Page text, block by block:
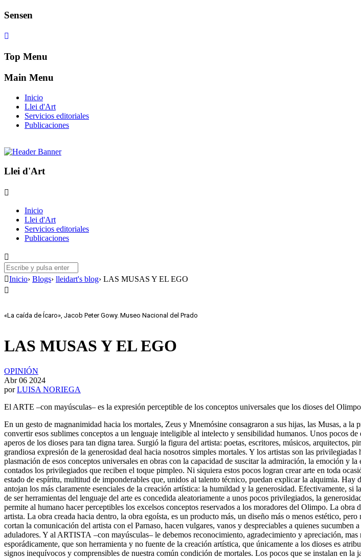
Pasar al contenido principal
Sensen
Top Menu
Main Menu
Inicio
Llei d'Art
Servicios editoriales
Publicaciones
Llei d'Art
Inicio
Llei d'Art
Servicios editoriales
Publicaciones
Formulario de búsqueda
Inicio› Blogs› lleidart's blog› LAS MUSAS Y EL EGO
«La caída de Ícaro», Jacob Peter Gowy. Museo Nacional del Prado
LAS MUSAS Y EL EGO
OPINIÓN
Abr 06 2024
porLUISA NORIEGA
El ARTE –con mayúsculas– es la expresión perceptible de los conceptos universales que los dioses del
En un gesto de magnanimidad hacia los mortales, Zeus y Mnemósine consagraron a sus hijas, las Musas, a
convertir esos sublimes conceptos a un lenguaje inteligible al intelecto y sensibilidad humanos. Unos pocos
aperos de los dioses para tan digna tarea. Surgió la figura del artista: poetas, escritores, músicos,
grandiosa expresión de la generosidad deal hacia nosotros simples mortales. Y los artistas son las
plasmación de esos conceptos universales en obras con la capacidad de suscitar la admiración, la emoción y
contados los privilegiados que reciben el toque pimpleo. Ni siquiera estos pocos logran crear arte en toda
estado de espíritu, multitud de imponderables que, unidos al talento técnico, puedan explicar la alquimia. Hay
antojan los más claramente esenciales de la creación artística: la humildad y la generosidad. Efectivamente,
de ser herramientas del lenguaje del arte es concedida aleatoriamente a unos pocos privilegiados, la
permite al humano hacer perceptibles los excelsos conceptos reservados a los moradores del Olimpo. La
artista. La obra creada hacia dentro, la obra egoísta, es un producto más, un diseño más o menos estético,
cortan la comunicación del artista con el Parnaso, hacen vulgares, vanos y despreciables a quienes
aduladores. Y al ARTISTA –con mayúsculas– le debemos reconocimiento, agradecimiento y apreciación,
esporádicamente, que son herramienta y no fuente de la creación artística, que únicamente a los dioses es
signos inequívocos y comprensibles de nuestra común condición de mortales. Los pocos que se instalan en